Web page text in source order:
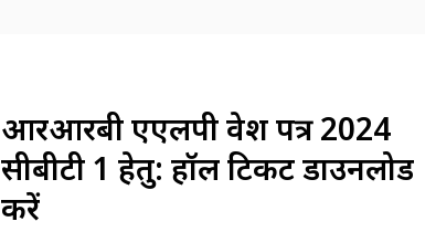
आरआरबी एएलपी प्रवेश पत्र 2024
सीबीटी 1 हेतु: हॉल टिकट डाउनलोड
करें